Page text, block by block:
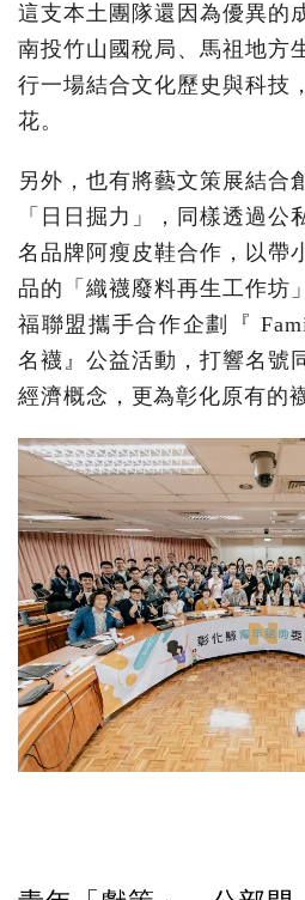
這支本土團隊還因為優異的
南投竹山國稅局、馬祖地方
行一場結合文化歷史與科技
花。
另外，也有將藝文策展結合
「日日掘力」，同樣透過公
名品牌阿瘦皮鞋合作，以帶
品的「織襪廢料再生工作坊
福聯盟攜手合作企劃『
名襪』公益活動，打響名號
經濟概念，更為彰化原有的